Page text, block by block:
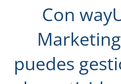
Con
puedes